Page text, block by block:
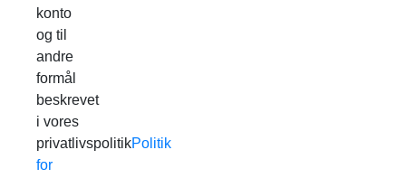
konto
og til
andre
formål
beskrevet
i vores
privatlivspolitikPolitik
for